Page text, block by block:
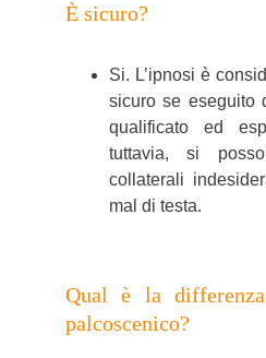
È sicuro?
Si. L’ipnosi è
sicuro se eseguito
qualificato ed
tuttavia, si
collaterali
mal di testa.
Qual è la
palcoscenico?